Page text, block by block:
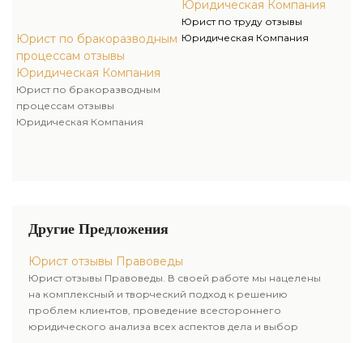
Юрист по бракоразводным
процессам отзывы
Юридическая Компания
Юрист по бракоразводным
процессам отзывы
Юридическая Компания
Юридическая Компания
Юрист по труду отзывы
Юридическая Компания
Другие Предложения
Юрист отзывы Правоведы
Юрист отзывы Правоведы. В своей работе мы нацелены
на комплексный и творческий подход к решению
проблем клиентов, проведение всестороннего
юридического анализа всех аспектов дела и выбор